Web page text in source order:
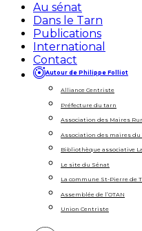
Au sénat
Dans le Tarn
Publications
International
Contact
Autour de Philippe Folliot
Alliance Centriste
Préfecture du tarn
Association des Maires
Association des maires du
Bibliothèque associative La
Le site du Sénat
La commune St-Pierre de
Assemblée de l’OTAN
Union Centriste